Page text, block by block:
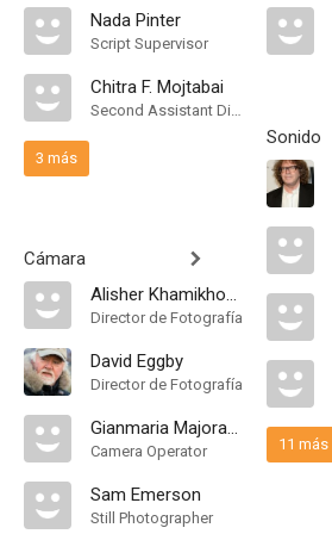
Nada Pinter
Script Supervisor
Chitra F. Mojtabai
Second Assistant Director
3 más
Cámara
Alisher Khamikhodzhaev
Director de Fotografía
David Eggby
Director de Fotografía
Gianmaria Majorana
Camera Operator
Sam Emerson
Still Photographer
Sonido
11 más